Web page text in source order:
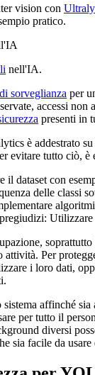
vision con
pratico.
nell'IA.
sorveglianza per
accessi
presenti in
è addestrato
evitare tutto ciò, è
il dataset con
delle classi
Per
i loro dati,
affinché
per tutto il
diversi
sia facile da